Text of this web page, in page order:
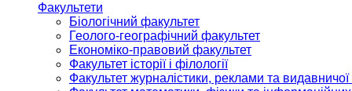
Факультети
Біологічний факультет
Геолого-географічний факультет
Економіко-правовий факультет
Факультет історії і філології
Факультет журналістики, реклами та